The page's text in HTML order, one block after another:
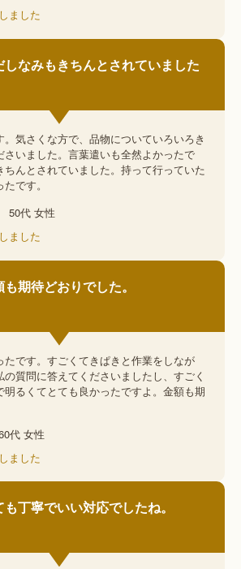
ました
しなみもきちんとされていました
。気さくな方で、品物についていろいろき
さいました。言葉遣いも全然よかったで
んとされていました。持って行っていた
です。
50代 女性
ました
期待どおりでした。
たです。すごくてきぱきと作業をしなが
の質問に答えてくださいましたし、すごく
明るくてとても良かったですよ。金額も期
代 女性
ました
も丁寧でいい対応でしたね。